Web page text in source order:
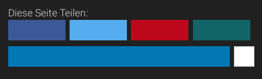
Diese Seite Teilen: